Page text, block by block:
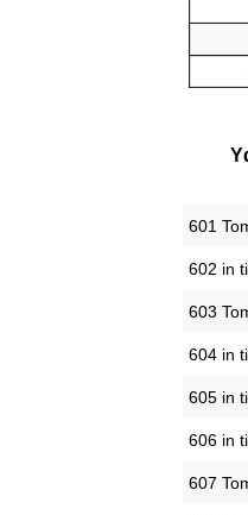
601
602 in
603
604 in
605 in
606 in
607